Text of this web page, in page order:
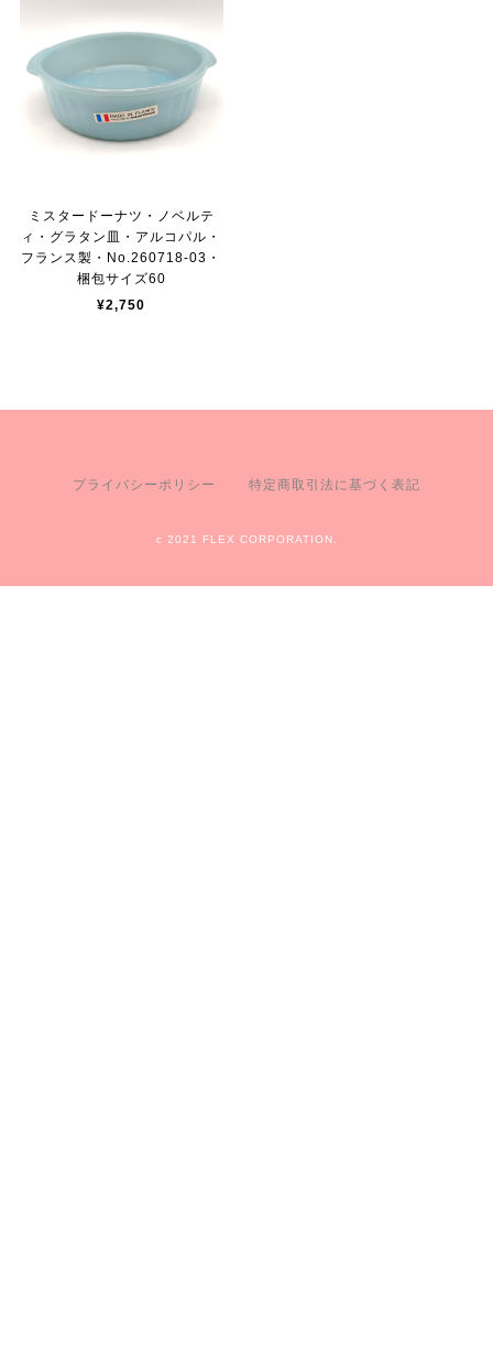
ミスタードーナツ・ノベルテ
ィ・グラタン皿・アルコパル・
フランス製・No.260718-03・
梱包サイズ60
¥2,750
プライバシーポリシー 特定商取引法に基づく表記
c 2021 FLEX CORPORATION.